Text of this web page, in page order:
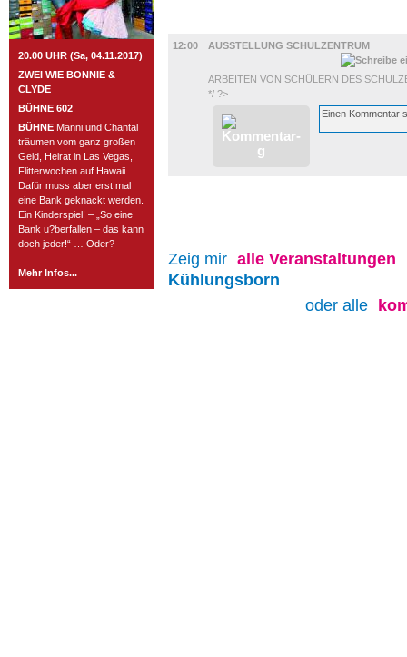
20.00 UHR (Sa, 04.11.2017)
ZWEI WIE BONNIE &
CLYDE
BÜHNE 602
BÜHNE Manni und Chantal
träumen vom ganz großen
Geld, Heirat in Las Vegas,
Flitterwochen auf Hawaii.
Dafür muss aber erst mal
eine Bank geknackt werden.
Ein Kinderspiel! – „So eine
Bank u?berfallen – das kann
doch jeder!“ … Oder?
Mehr Infos...
12:00
AUSSTELLUNG SCHULZENTRUM
ARBEITEN VON SCHÜLERN DES
*/ ?>
Zeig mir alle Veranstaltungen
Kühlungsborn
oder alle